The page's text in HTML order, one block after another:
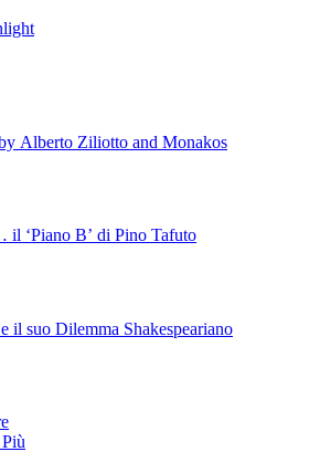
Cantus Nativitas by Alberto Ziliotto and Monakos
il ‘Piano B’ di Pino Tafuto
il suo Dilemma Shakespeariano